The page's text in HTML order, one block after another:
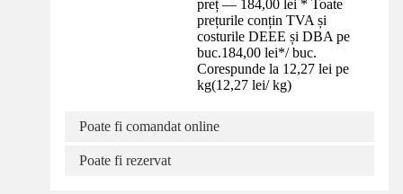
preț — 184,00 lei * Toate
prețurile conțin TVA și
costurile DEEE și DBA pe
buc.184,00 lei*/ buc.
Corespunde la 12,27 lei pe
kg(12,27 lei/ kg)
Poate fi comandat online
Poate fi rezervat